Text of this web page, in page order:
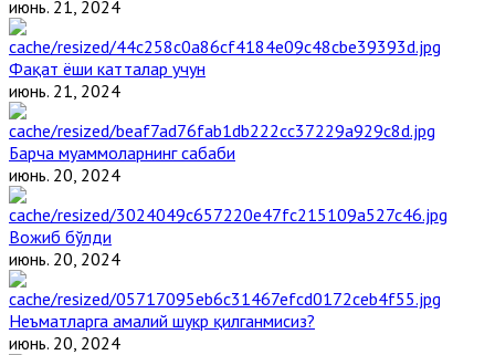
июнь. 21, 2024
Фақат ёши катталар учун
июнь. 21, 2024
Барча муаммоларнинг сабаби
июнь. 20, 2024
Вожиб бўлди
июнь. 20, 2024
Неъматларга амалий шукр қилганмисиз?
июнь. 20, 2024